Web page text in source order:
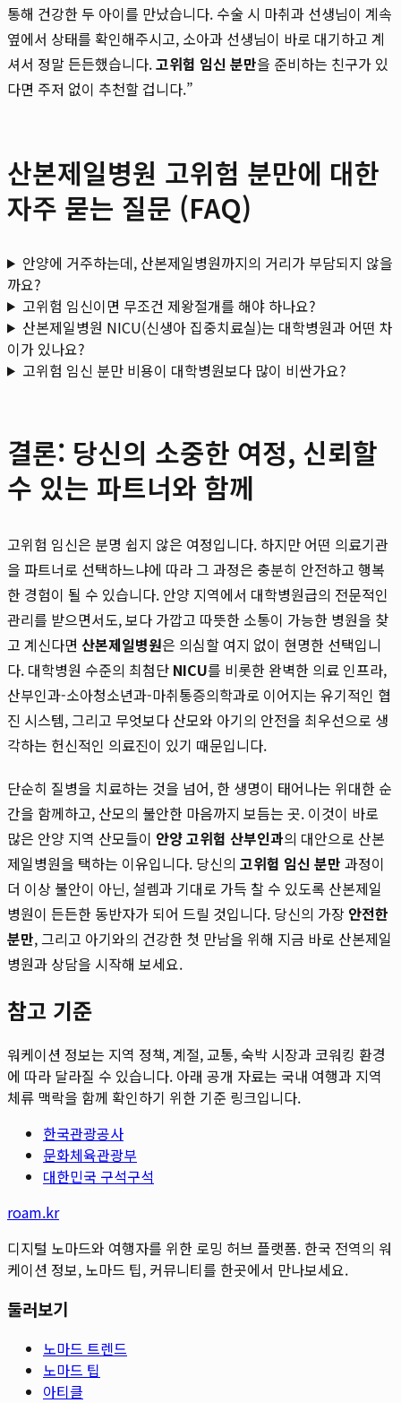
통해 건강한 두 아이를 만났습니다. 수술 시 마취과 선생님이 계속
옆에서 상태를 확인해주시고, 소아과 선생님이 바로 대기하고 계
셔서 정말 든든했습니다.고위험 임신 분만을 준비하는 친구가 있
다면 주저 없이 추천할 겁니다.”
산본제일병원 고위험 분만에 대한
자주 묻는 질문 (FAQ)
안양에 거주하는데, 산본제일병원까지의 거리가 부담되지 않을
까요?
고위험 임신이면 무조건 제왕절개를 해야 하나요?
산본제일병원 NICU(신생아 집중치료실)는 대학병원과 어떤 차
이가 있나요?
고위험 임신 분만 비용이 대학병원보다 많이 비싼가요?
결론: 당신의 소중한 여정, 신뢰할
수 있는 파트너와 함께
고위험 임신은 분명 쉽지 않은 여정입니다. 하지만 어떤 의료기관
을 파트너로 선택하느냐에 따라 그 과정은 충분히 안전하고 행복
한 경험이 될 수 있습니다. 안양 지역에서 대학병원급의 전문적인
관리를 받으면서도, 보다 가깝고 따뜻한 소통이 가능한 병원을 찾
고 계신다면 산본제일병원은 의심할 여지 없이 현명한 선택입니
다. 대학병원 수준의 최첨단 NICU를 비롯한 완벽한 의료 인프라,
산부인과-소아청소년과-마취통증의학과로 이어지는 유기적인 협
진 시스템, 그리고 무엇보다 산모와 아기의 안전을 최우선으로 생
각하는 헌신적인 의료진이 있기 때문입니다.
단순히 질병을 치료하는 것을 넘어, 한 생명이 태어나는 위대한 순
간을 함께하고, 산모의 불안한 마음까지 보듬는 곳. 이것이 바로
많은 안양 지역 산모들이 안양 고위험 산부인과의 대안으로 산본
제일병원을 택하는 이유입니다. 당신의 고위험 임신 분만 과정이
더 이상 불안이 아닌, 설렘과 기대로 가득 찰 수 있도록 산본제일
병원이 든든한 동반자가 되어 드릴 것입니다. 당신의 가장 안전한
분만, 그리고 아기와의 건강한 첫 만남을 위해 지금 바로 산본제일
병원과 상담을 시작해 보세요.
참고 기준
워케이션 정보는 지역 정책, 계절, 교통, 숙박 시장과 코워킹 환경
에 따라 달라질 수 있습니다. 아래 공개 자료는 국내 여행과 지역
체류 맥락을 함께 확인하기 위한 기준 링크입니다.
한국관광공사
문화체육관광부
대한민국 구석구석
roam.kr
디지털 노마드와 여행자를 위한 로밍 허브 플랫폼. 한국 전역의 워
케이션 정보, 노마드 팁, 커뮤니티를 한곳에서 만나보세요.
둘러보기
노마드 트렌드
노마드 팁
아티클